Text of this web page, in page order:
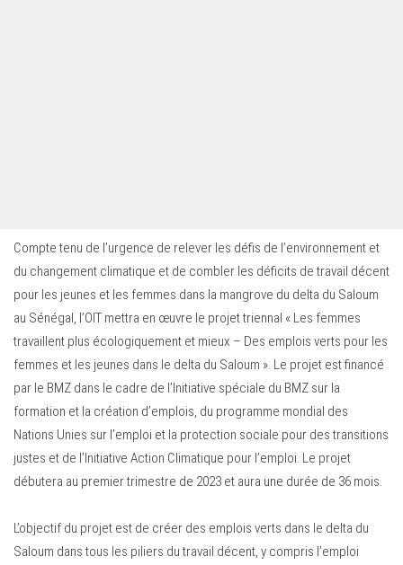
Compte tenu de l’urgence de relever les défis de l’environnement et
du changement climatique et de combler les déficits de travail décent
pour les jeunes et les femmes dans la mangrove du delta du Saloum
au Sénégal, l’OIT mettra en œuvre le projet triennal « Les femmes
travaillent plus écologiquement et mieux – Des emplois verts pour les
femmes et les jeunes dans le delta du Saloum ». Le projet est financé
par le BMZ dans le cadre de l’Initiative spéciale du BMZ sur la
formation et la création d’emplois, du programme mondial des
Nations Unies sur l’emploi et la protection sociale pour des transitions
justes et de l’Initiative Action Climatique pour l’emploi. Le projet
débutera au premier trimestre de 2023 et aura une durée de 36 mois.
L’objectif du projet est de créer des emplois verts dans le delta du
Saloum dans tous les piliers du travail décent, y compris l’emploi